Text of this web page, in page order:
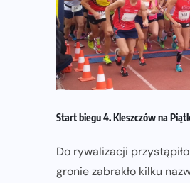
Start biegu 4. Kleszczów na
Do rywalizacji przystąpiło
gronie zabrakło kilku